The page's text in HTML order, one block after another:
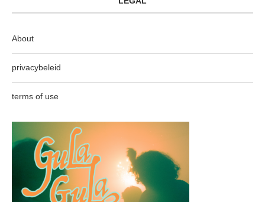
About
privacybeleid
terms of use